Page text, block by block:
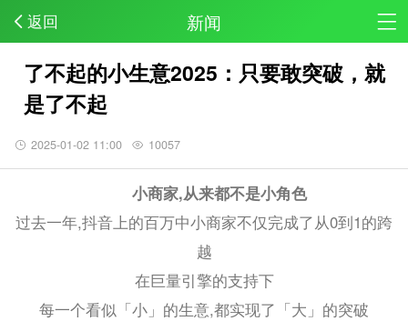
返回 新闻
了不起的小生意2025：只要敢突破，就
是了不起
2025-01-02 11:00 10057
小商家,从来都不是小角色
过去一年,抖音上的百万中小商家不仅完成了从0到1的跨
越
在巨量引擎的支持下
每一个看似「小」的生意,都实现了「大」的突破